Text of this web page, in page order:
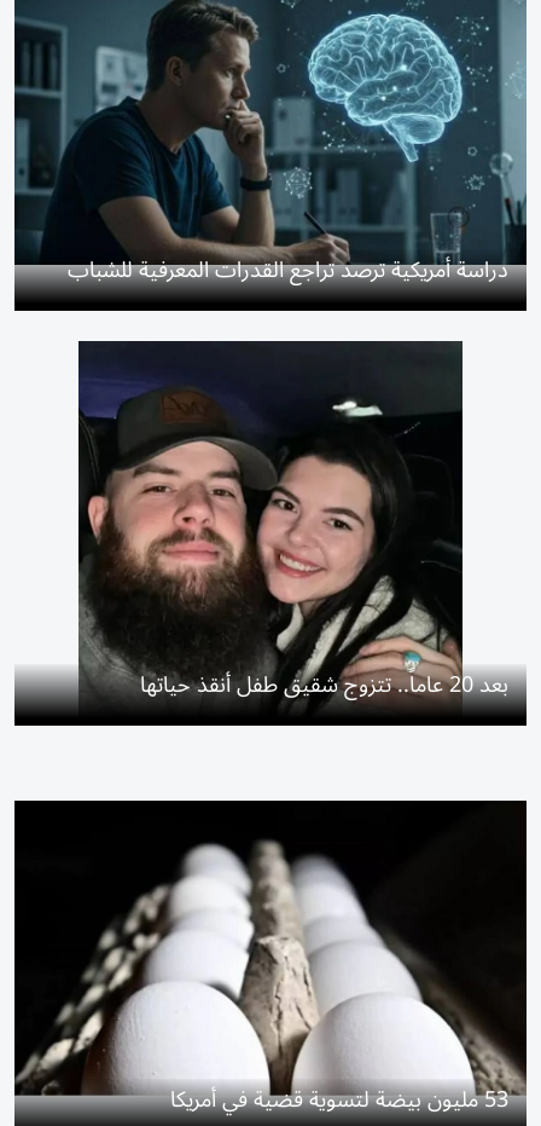
دراسة أمريكية ترصد تراجع القدرات المعرفية للشباب
بعد 20 عاماً.. تتزوج شقيق طفل أنقذ حياتها
53 مليون بيضة لتسوية قضية في أمريكا